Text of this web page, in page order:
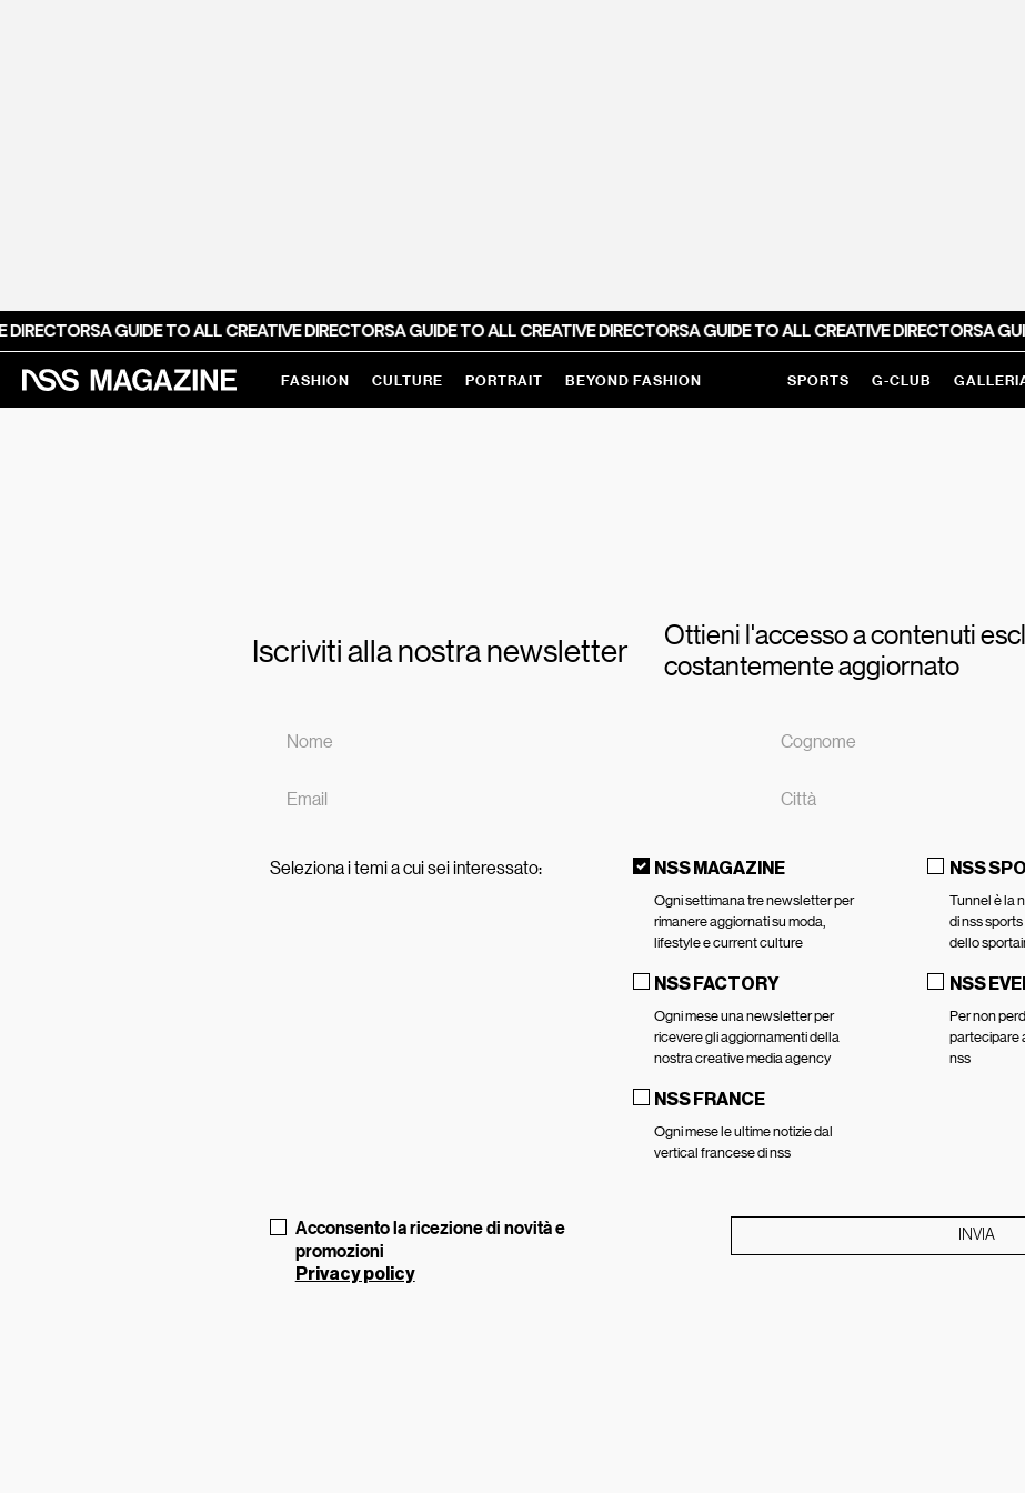
A GUIDE TO ALL CREATIVE DIRECTORSA GUIDE TO ALL CREATIVE DIRECTORSA GUIDE TO ALL CREATIVE DIRECTORSA
FASHION CULTURE PORTRAIT BEYOND FASHION SPORTS G-CLUB
Iscriviti alla nostra newsletter
Ottieni l'accesso a contenuti
costantemente aggiornato
Seleziona i temi a cui sei interessato: NSS MAGAZINE
Ogni settimana tre newsletter per
rimanere aggiornati su moda,
lifestyle e current culture
NSS
Tunnel è la
di nss
dello
NSS FACTORY
Ogni mese una newsletter per
ricevere gli aggiornamenti della
nostra creative media agency
NSS
Per non
partecipare
nss
NSS FRANCE
Ogni mese le ultime notizie dal
vertical francese di nss
Acconsento la ricezione di novità e
promozioni
Privacy policy
INVIA